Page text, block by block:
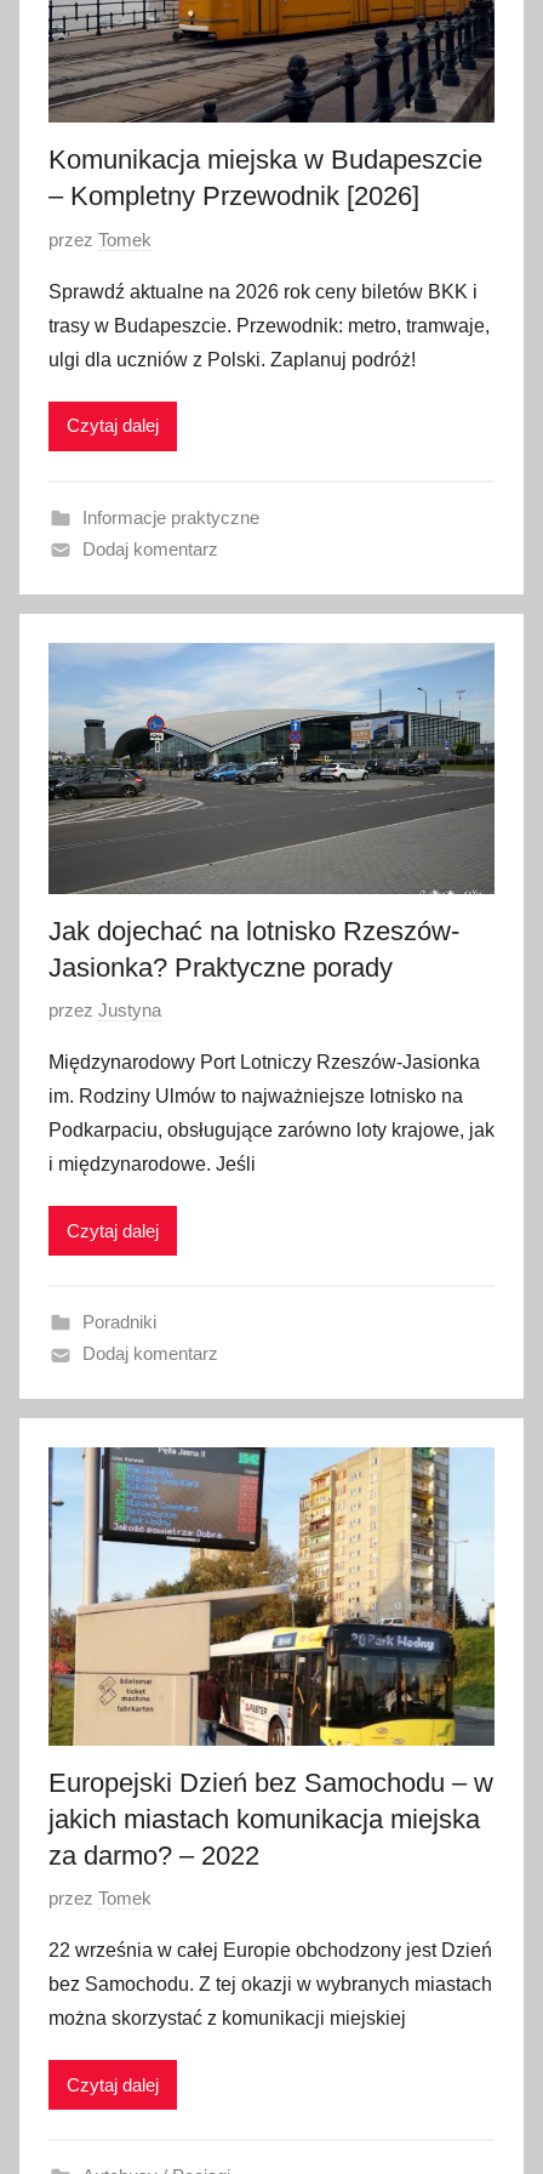
Komunikacja miejska w Budapeszcie
– Kompletny Przewodnik [2026]
O
u
b
l
i
a
n
1
5
c
a
6
przez Tomek
Sprawdź aktualne na 2026 rok ceny biletów BKK i
trasy w Budapeszcie. Przewodnik: metro, tramwaje,
ulgi dla uczniów z Polski. Zaplanuj podróż!
Czytaj dalej
Informacje praktyczne
Dodaj komentarz
Jak dojechać na lotnisko Rzeszów-
Jasionka? Praktyczne porady
O
u
b
l
i
w
n
o
6
s
i
e
r
p
n
i
a
2
0
5
przez Justyna
Międzynarodowy Port Lotniczy Rzeszów-Jasionka
im. Rodziny Ulmów to najważniejsze lotnisko na
Podkarpaciu, obsługujące zarówno loty krajowe, jak
i międzynarodowe. Jeśli
Czytaj dalej
Poradniki
Dodaj komentarz
Europejski Dzień bez Samochodu – w
jakich miastach komunikacja miejska
za darmo? – 2022
O
u
b
l
i
przez Tomek
22 września w całej Europie obchodzony jest Dzień
bez Samochodu. Z tej okazji w wybranych miastach
można skorzystać z komunikacji miejskiej
Czytaj dalej